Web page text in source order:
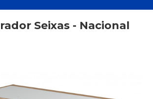
Seixas - Nacional